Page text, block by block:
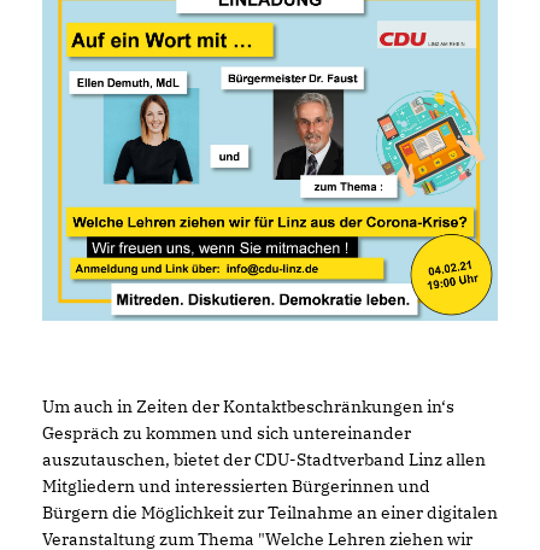
Um auch in Zeiten der Kontaktbeschränkungen in‘s
Gespräch zu kommen und sich untereinander
auszutauschen, bietet der CDU-Stadtverband Linz allen
Mitgliedern und interessierten Bürgerinnen und
Bürgern die Möglichkeit zur Teilnahme an einer digitalen
Veranstaltung zum Thema "Welche Lehren ziehen wir